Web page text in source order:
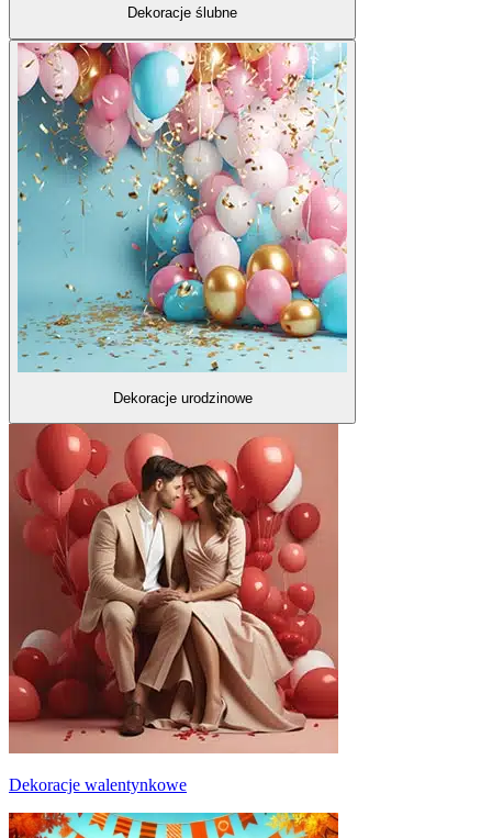
Dekoracje ślubne
Dekoracje urodzinowe
Dekoracje walentynkowe